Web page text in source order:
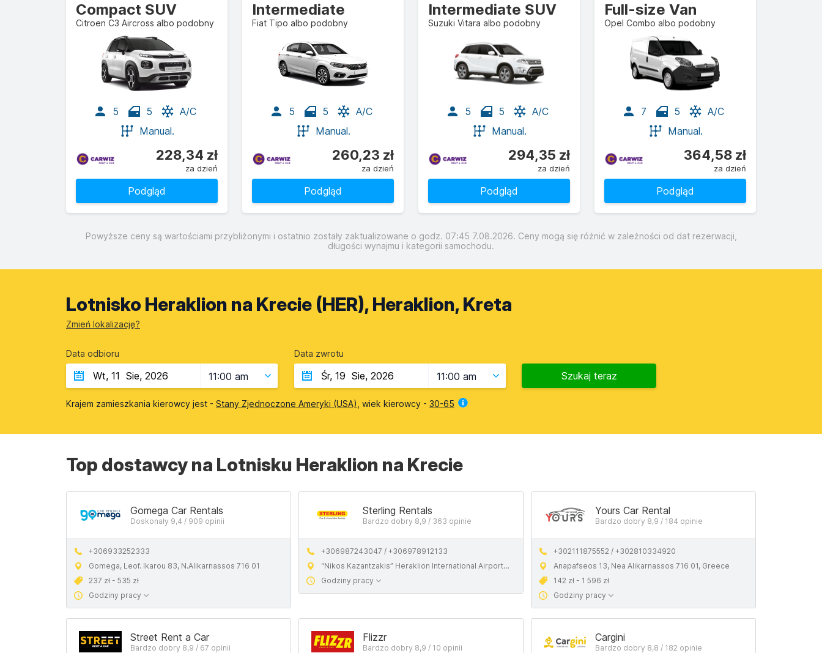
Compact SUV
Citroen C3 Aircross albo podobny
5 5
A/C
Manual.
228,34 zł
za dzień
Podgląd
Intermediate
Fiat Tipo albo podobny
5 5
A/C
Manual.
260,23 zł
za dzień
Podgląd
Intermediate SUV
Suzuki Vitara albo podobny
5 5
A/C
Manual.
294,35 zł
za dzień
Podgląd
Full-size Van
Opel Combo albo podobny
7 5
A/C
Manual.
364,58 zł
za dzień
Podgląd
Powyższe ceny są wartościami przybliżonymi i ostatnio zostały zaktualizowane o godz. 07:45 7.08.2026. Ceny mogą się różnić w zależności od dat rezerwacji,
długości wynajmu i kategorii samochodu.
Lotnisko Heraklion na Krecie (HER), Heraklion, Kreta
Zmień lokalizację?
Data odbioru
11:00 am
Data zwrotu
11:00 am Szukaj teraz
Krajem zamieszkania kierowcy jest - Stany Zjednoczone Ameryki (USA) , wiek kierowcy - 30-65
Top dostawcy na Lotnisku Heraklion na Krecie
Gomega Car Rentals
Doskonały 9,4 / 909 opinii
+306933252333
Gomega, Leof. Ikarou 83, N.Alikarnassos 716 01
237 zł - 535 zł
Godziny pracy
Sterling Rentals
Bardzo dobry 8,9 / 363 opinie
+306987243047 / +306978912133
“Nikos Kazantzakis” Heraklion International Airport (Her), Iraklio 716 01, Greece
Godziny pracy
Yours Car Rental
Bardzo dobry 8,9 / 184 opinie
+302111875552 / +302810334920
Anapafseos 13, Nea Alikarnassos 716 01, Greece
142 zł - 1 596 zł
Godziny pracy
Street Rent a Car
Bardzo dobry 8,9 / 67 opinii
Flizzr
Bardzo dobry 8,9 / 10 opinii
Cargini
Bardzo dobry 8,8 / 182 opinie